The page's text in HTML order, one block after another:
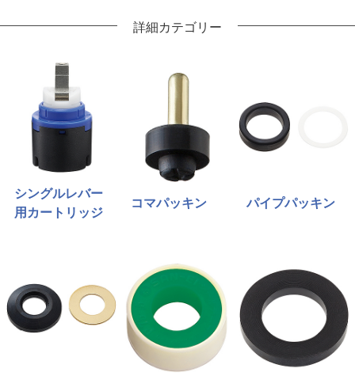
詳細カテゴリー
シングルレバー
用カートリッジ
コマパッキン パイプパッキン